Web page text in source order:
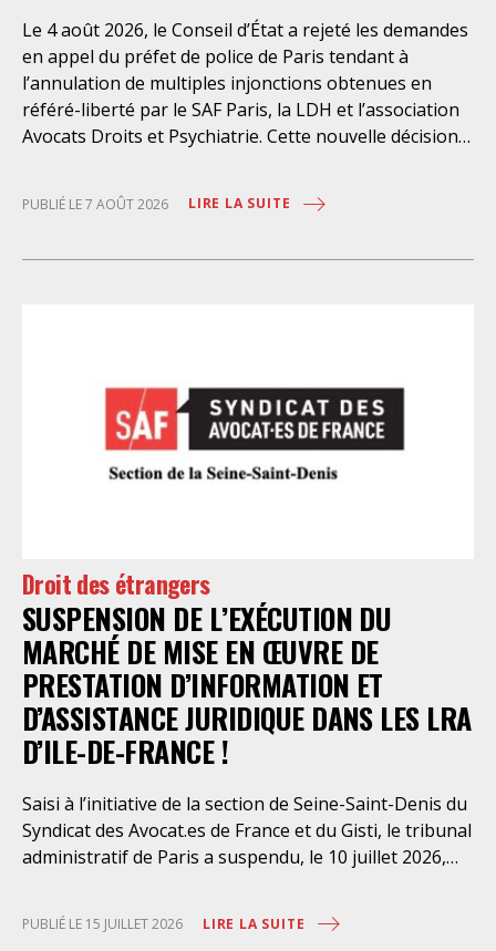
Le 4 août 2026, le Conseil d’État a rejeté les demandes
en appel du préfet de police de Paris tendant à
l’annulation de multiples injonctions obtenues en
référé-liberté par le SAF Paris, la LDH et l’association
Avocats Droits et Psychiatrie. Cette nouvelle décision
personnes retenues à l’infirmerie psychiatrique de la
préfecture de police de Paris. Près d’ici mais loin des
en évidence des violations graves des droits les plus
élémentaires. Saisi par le SAF Paris et la LDH, avec
l’intervention volontaire de l’association Avocats
Droits et Psychiatrie, le tribunal administratif de Paris
Paris en avait interjeté appel. Par ordonnance du 4
août dernier, le Conseil d’Etat a aboli les privilèges
dont l’infirmerie psychiatrique de la préfecture de
police a depuis trop longtemps
PUBLIÉ LE 7 AOÛT 2026 LIRE LA SUITE
Droit des étrangers
SUSPENSION DE L’EXÉCUTION DU
MARCHÉ DE MISE EN ŒUVRE DE
PRESTATION D’INFORMATION ET
D’ASSISTANCE JURIDIQUE DANS LES LRA
D’ILE-DE-FRANCE !
Saisi à l’initiative de la section de Seine-Saint-Denis du
Syndicat des Avocat.es de France et du Gisti, le tribunal
administratif de Paris a suspendu, le 10 juillet 2026,
œuvre de prestations d’information et d’assistance
juridique des étrangers maintenus dans les locaux de
PUBLIÉ LE 15 JUILLET 2026 LIRE LA SUITE